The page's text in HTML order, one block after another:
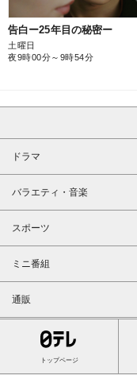
告白ー25年目の秘密ー
土曜日
夜9時00分～9時54分
ドラマ
バラエティ・音楽
スポーツ
ミニ番組
通販
トップページ